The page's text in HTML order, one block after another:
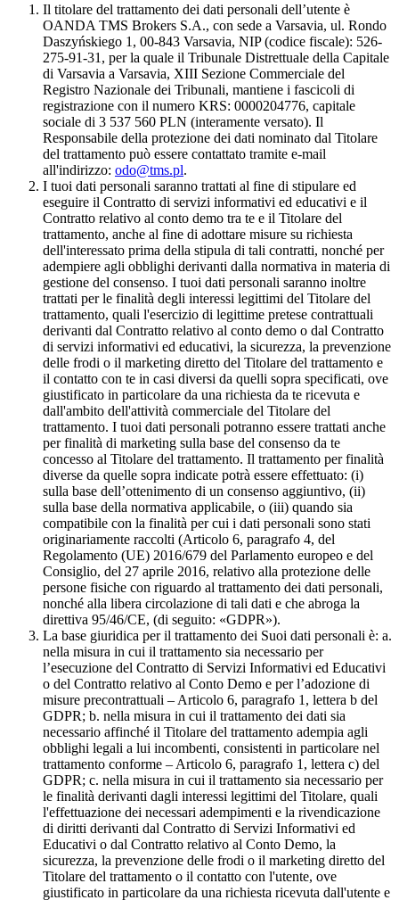
Il titolare del trattamento dei dati personali dell’utente è
OANDA TMS Brokers S.A., con sede a Varsavia, ul. Rondo
Daszyńskiego 1, 00-843 Varsavia, NIP (codice fiscale): 526-
275-91-31, per la quale il Tribunale Distrettuale della Capitale
di Varsavia a Varsavia, XIII Sezione Commerciale del
Registro Nazionale dei Tribunali, mantiene i fascicoli di
registrazione con il numero KRS: 0000204776, capitale
sociale di 3 537 560 PLN (interamente versato). Il
Responsabile della protezione dei dati nominato dal Titolare
del trattamento può essere contattato tramite e-mail
all'indirizzo: odo@tms.pl.
I tuoi dati personali saranno trattati al fine di stipulare ed
eseguire il Contratto di servizi informativi ed educativi e il
Contratto relativo al conto demo tra te e il Titolare del
trattamento, anche al fine di adottare misure su richiesta
dell'interessato prima della stipula di tali contratti, nonché per
adempiere agli obblighi derivanti dalla normativa in materia di
gestione del consenso. I tuoi dati personali saranno inoltre
trattati per le finalità degli interessi legittimi del Titolare del
trattamento, quali l'esercizio di legittime pretese contrattuali
derivanti dal Contratto relativo al conto demo o dal Contratto
di servizi informativi ed educativi, la sicurezza, la prevenzione
delle frodi o il marketing diretto del Titolare del trattamento e
il contatto con te in casi diversi da quelli sopra specificati, ove
giustificato in particolare da una richiesta da te ricevuta e
dall'ambito dell'attività commerciale del Titolare del
trattamento. I tuoi dati personali potranno essere trattati anche
per finalità di marketing sulla base del consenso da te
concesso al Titolare del trattamento. Il trattamento per finalità
diverse da quelle sopra indicate potrà essere effettuato: (i)
sulla base dell’ottenimento di un consenso aggiuntivo, (ii)
sulla base della normativa applicabile, o (iii) quando sia
compatibile con la finalità per cui i dati personali sono stati
originariamente raccolti (Articolo 6, paragrafo 4, del
Regolamento (UE) 2016/679 del Parlamento europeo e del
Consiglio, del 27 aprile 2016, relativo alla protezione delle
persone fisiche con riguardo al trattamento dei dati personali,
nonché alla libera circolazione di tali dati e che abroga la
direttiva 95/46/CE, (di seguito: «GDPR»).
La base giuridica per il trattamento dei Suoi dati personali è: a.
nella misura in cui il trattamento sia necessario per
l’esecuzione del Contratto di Servizi Informativi ed Educativi
o del Contratto relativo al Conto Demo e per l’adozione di
misure precontrattuali – Articolo 6, paragrafo 1, lettera b del
GDPR; b. nella misura in cui il trattamento dei dati sia
necessario affinché il Titolare del trattamento adempia agli
obblighi legali a lui incombenti, consistenti in particolare nel
trattamento conforme – Articolo 6, paragrafo 1, lettera c) del
GDPR; c. nella misura in cui il trattamento sia necessario per
le finalità derivanti dagli interessi legittimi del Titolare, quali
l'effettuazione dei necessari adempimenti e la rivendicazione
di diritti derivanti dal Contratto di Servizi Informativi ed
Educativi o dal Contratto relativo al Conto Demo, la
sicurezza, la prevenzione delle frodi o il marketing diretto del
Titolare del trattamento o il contatto con l'utente, ove
giustificato in particolare da una richiesta ricevuta dall'utente e